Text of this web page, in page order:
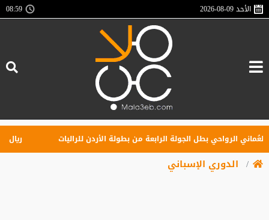
الأحد2026-08-09
08:59
الرواحي بطل الجولة الرابعة من بطولة الأردن للراليات ريال
الدوري الإسباني